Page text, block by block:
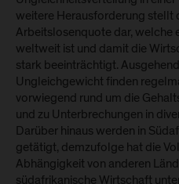
weitere Herausforderung stellt
Arbeitslosenquote dar, welche
weltweit ist und damit die
stark beeinträchtigt.
Ungleichgewicht finden
vorwiegend rund um die
und zu Unterbrechungen in
Darüber hinaus werden in
getätigt, demzufolge hat die
Abhängigkeit von anderen
südafrikanische Wirtschaft